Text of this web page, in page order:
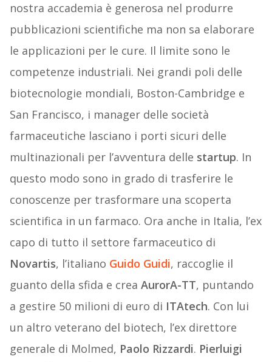
nostra accademia è generosa nel produrre
pubblicazioni scientifiche ma non sa elaborare
le applicazioni per le cure. Il limite sono le
competenze industriali. Nei grandi poli delle
biotecnologie mondiali, Boston-Cambridge e
San Francisco, i manager delle società
farmaceutiche lasciano i porti sicuri delle
multinazionali per l’avventura delle startup. In
questo modo sono in grado di trasferire le
conoscenze per trasformare una scoperta
scientifica in un farmaco. Ora anche in Italia, l’ex
capo di tutto il settore farmaceutico di
Novartis, l’italiano Guido Guidi, raccoglie il
guanto della sfida e crea AurorA-TT, puntando
a gestire 50 milioni di euro di ITAtech. Con lui
un altro veterano del biotech, l’ex direttore
generale di Molmed, Paolo Rizzardi. Pierluigi